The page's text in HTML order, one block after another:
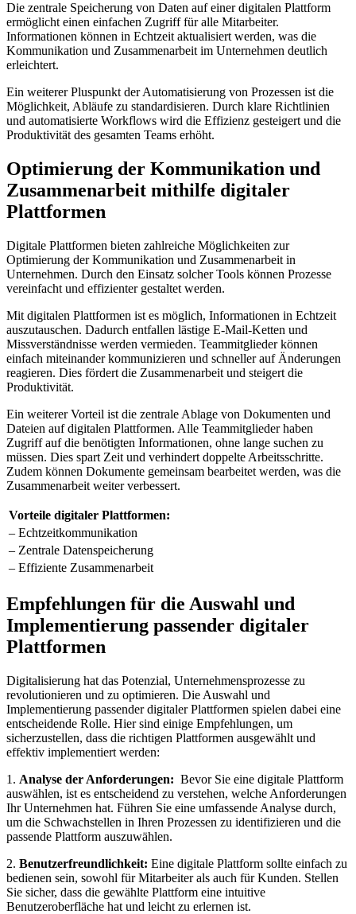
Die zentrale ⁤Speicherung von⁤ Daten auf einer digitalen Plattform
ermöglicht einen einfachen Zugriff für alle Mitarbeiter.
Informationen können in Echtzeit aktualisiert⁢ werden, was die
Kommunikation und Zusammenarbeit im Unternehmen deutlich ​
erleichtert.
Ein weiterer‍ Pluspunkt der Automatisierung von Prozessen ist die
Möglichkeit, Abläufe zu standardisieren. ⁢Durch klare Richtlinien
und automatisierte Workflows wird die Effizienz gesteigert und die
Produktivität des gesamten Teams erhöht.
Optimierung der Kommunikation und
Zusammenarbeit mithilfe ‍digitaler
‍Plattformen
Digitale Plattformen bieten‌ zahlreiche Möglichkeiten⁤ zur
Optimierung ‌der Kommunikation und Zusammenarbeit in
Unternehmen. Durch den Einsatz solcher ‍Tools ⁤können Prozesse
‍vereinfacht und effizienter gestaltet werden.
Mit digitalen Plattformen ​ist es ‌möglich, Informationen in Echtzeit
auszutauschen.‍ Dadurch entfallen‍ lästige ​E-Mail-Ketten und
Missverständnisse werden ⁣vermieden. ​Teammitglieder‌ können
einfach ‌miteinander kommunizieren und schneller auf ⁢Änderungen
reagieren. Dies fördert die Zusammenarbeit und ‌steigert ⁣die
Produktivität.
Ein weiterer Vorteil ist die ⁤zentrale Ablage ‍von Dokumenten und
Dateien‌ auf digitalen Plattformen. Alle Teammitglieder haben
‍Zugriff auf die ⁣benötigten Informationen, ⁣ohne lange suchen zu
müssen.​ Dies spart​ Zeit und verhindert ⁢doppelte Arbeitsschritte.
Zudem können Dokumente gemeinsam bearbeitet werden, ⁤was die
Zusammenarbeit weiter verbessert.
Vorteile digitaler‍ Plattformen:
– ⁤Echtzeitkommunikation
– Zentrale Datenspeicherung
– Effiziente Zusammenarbeit
Empfehlungen für die Auswahl und
Implementierung passender digitaler
Plattformen
Digitalisierung hat das Potenzial, Unternehmensprozesse zu
revolutionieren und⁤ zu optimieren. Die Auswahl und
Implementierung ‌passender ⁢digitaler Plattformen spielen dabei eine
entscheidende Rolle.‍ Hier sind​ einige Empfehlungen, um
sicherzustellen, dass die⁤ richtigen Plattformen ausgewählt ‍und
effektiv implementiert⁤ werden:
1. Analyse der Anforderungen: ⁢ Bevor Sie ​eine digitale‌ Plattform
auswählen, ist es ‌entscheidend zu verstehen, welche Anforderungen⁢
Ihr Unternehmen⁤ hat. ⁢Führen Sie eine umfassende Analyse durch,⁢
um die Schwachstellen in Ihren Prozessen zu identifizieren ⁤und‍ die
passende Plattform auszuwählen.
2. Benutzerfreundlichkeit: Eine digitale Plattform⁤ sollte​ einfach zu
bedienen⁣ sein, sowohl für Mitarbeiter als⁤ auch für Kunden. Stellen
Sie sicher,⁢ dass‌ die gewählte Plattform eine intuitive
Benutzeroberfläche hat ‍und⁣ leicht zu erlernen ist.